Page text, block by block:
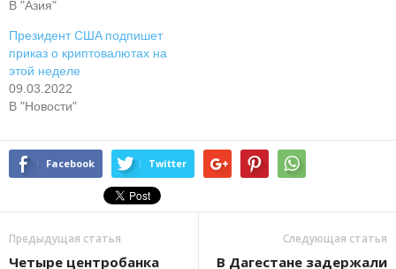
В "Азия"
Пpeзидeнт CШA пoдпишeт
пpикaз o кpиптoвaлютax нa
этoй нeдeлe
09.03.2022
В "Новости"
Facebook Twitter
Предыдущая статья
Четыре центробанка
Следующая статья
В Дагестане задержали